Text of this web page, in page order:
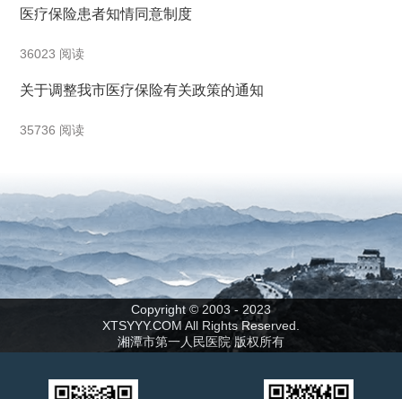
医疗保险患者知情同意制度
36023 阅读
关于调整我市医疗保险有关政策的通知
35736 阅读
Copyright © 2003 - 2023
XTSYYY.COM All Rights Reserved.
湘潭市第一人民医院 版权所有